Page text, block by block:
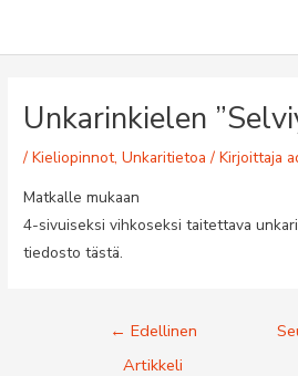
Unkarinkielen
/Kieliopinnot,Unkaritietoa / Kirjoittaja
Matkalle mukaan
4-sivuiseksi vihkoseksi taitettava
tiedosto tästä.
Artikkelien
← Edellinen
Artikkeli